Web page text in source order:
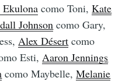
como Toni,Kate
Johnson como Gary,
Alex Désert como
Esti, Aaron Jennings
como Maybelle,Melanie